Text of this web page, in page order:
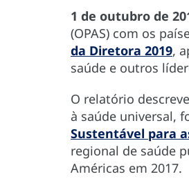
1 de outubro de
(OPAS) com os
da Diretora 2019,
saúde e outros
O relatório
à saúde universal,
Sustentável para
regional de saúde
Américas em 2017.